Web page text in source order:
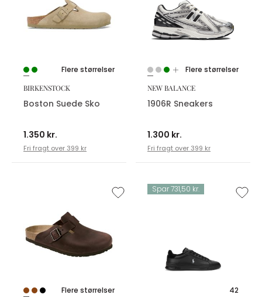
Flere størrelser
BIRKENSTOCK
Boston Suede Sko
1.350 kr.
Fri fragt over 399 kr
Flere størrelser
NEW BALANCE
1906R Sneakers
1.300 kr.
Fri fragt over 399 kr
Flere størrelser
Spar 731,50 kr.
42